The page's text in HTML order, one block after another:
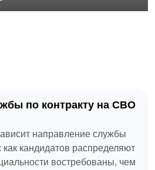
по контракту на СВО
направление службы
кандидатов распределяют
востребованы, чем